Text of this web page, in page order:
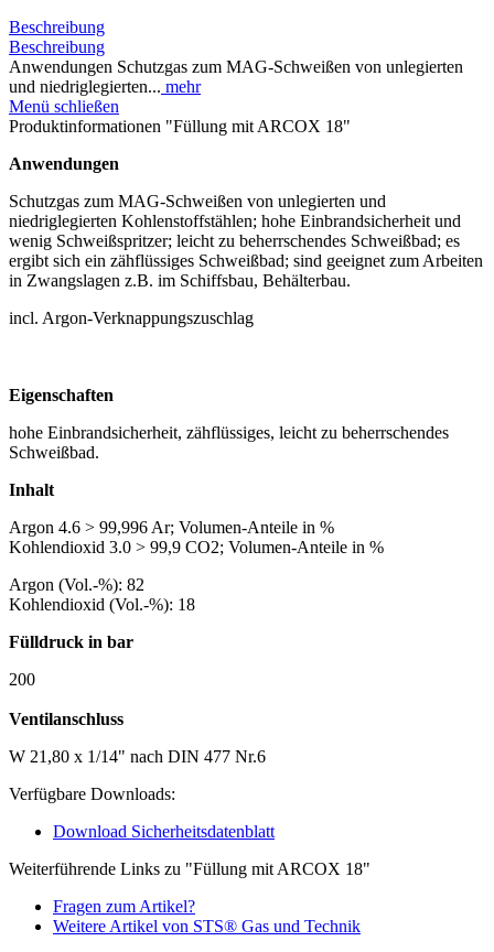
Beschreibung
Beschreibung
Anwendungen Schutzgas zum MAG-Schweißen von unlegierten
und niedriglegierten... mehr
Menü schließen
Produktinformationen "Füllung mit ARCOX 18"
Anwendungen
Schutzgas zum MAG-Schweißen von unlegierten und
niedriglegierten Kohlenstoffstählen; hohe Einbrandsicherheit und
wenig Schweißspritzer; leicht zu beherrschendes Schweißbad; es
ergibt sich ein zähflüssiges Schweißbad; sind geeignet zum Arbeiten
in Zwangslagen z.B. im Schiffsbau, Behälterbau.
incl. Argon-Verknappungszuschlag
Eigenschaften
hohe Einbrandsicherheit, zähflüssiges, leicht zu beherrschendes
Schweißbad.
Inhalt
Argon 4.6 > 99,996 Ar; Volumen-Anteile in %
Kohlendioxid 3.0 > 99,9 CO2; Volumen-Anteile in %
Argon (Vol.-%): 82
Kohlendioxid (Vol.-%): 18
Fülldruck in bar
200
Ventilanschluss
W 21,80 x 1/14" nach DIN 477 Nr.6
Verfügbare Downloads:
Download Sicherheitsdatenblatt
Weiterführende Links zu "Füllung mit ARCOX 18"
Fragen zum Artikel?
Weitere Artikel von STS® Gas und Technik